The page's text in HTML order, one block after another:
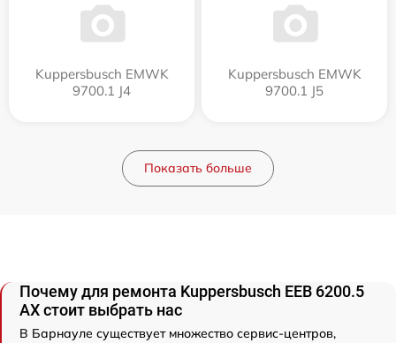
Kuppersbusch EMWK
9700.1 J4
Kuppersbusch EMWK
9700.1 J5
Показать больше
Почему для ремонта Kuppersbusch EEB 6200.5
AX стоит выбрать нас
В Барнауле существует множество сервис-центров,